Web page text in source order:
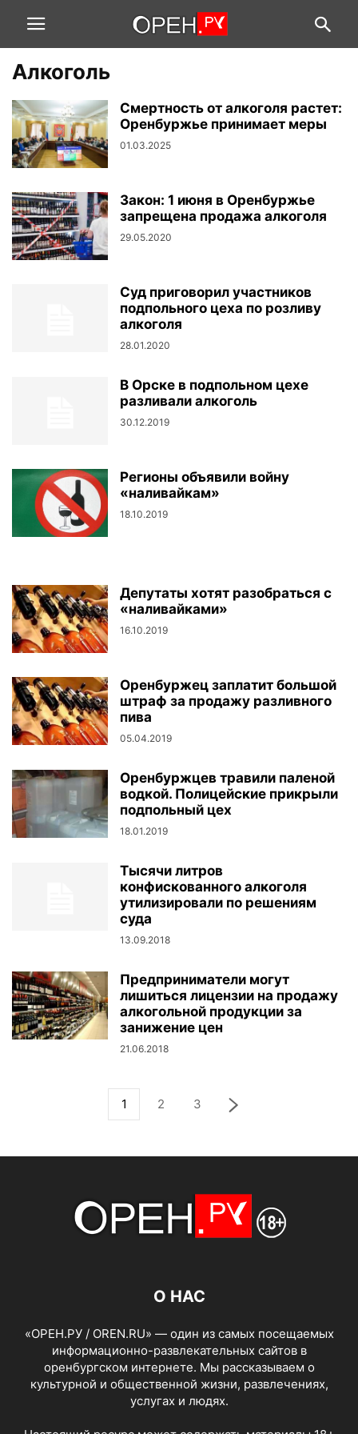
Алкоголь
Смертность от алкоголя растет:
Оренбуржье принимает меры
01.03.2025
Закон: 1 июня в Оренбуржье
запрещена продажа алкоголя
29.05.2020
Суд приговорил участников
подпольного цеха по розливу
алкоголя
28.01.2020
В Орске в подпольном цехе
разливали алкоголь
30.12.2019
Регионы объявили войну
«наливайкам»
18.10.2019
Депутаты хотят разобраться с
«наливайками»
16.10.2019
Оренбуржец заплатит большой
штраф за продажу разливного
пива
05.04.2019
Оренбуржцев травили паленой
водкой. Полицейские прикрыли
подпольный цех
18.01.2019
Тысячи литров
конфискованного алкоголя
утилизировали по решениям
суда
13.09.2018
Предприниматели могут
лишиться лицензии на продажу
алкогольной продукции за
занижение цен
21.06.2018
1 2 3
О НАС
«ОРЕН.РУ / OREN.RU» — один из самых посещаемых
информационно-развлекательных сайтов в
оренбургском интернете. Мы рассказываем о
культурной и общественной жизни, развлечениях,
услугах и людях.